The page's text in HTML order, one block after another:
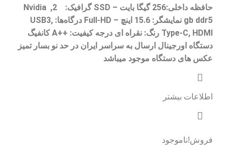
حافظه داخلی:256 گیگا بایت – SSD گرافیک
: Nvidia ,2
gb ddr5 نمایشگر : 15.6 اینچ – Full-HD درگاه‌ها : USB3,
Type-C, HDMI رنگ: نقراه ای درجه کیفیت
: ++A کانفیگ
دستگاه اورجینال ارسال به سراسر ایران در حد نو بسار تمیز
عکس های دستگاه موجود میباشد
اطلاعات بیشتر
فروش!ناموجود